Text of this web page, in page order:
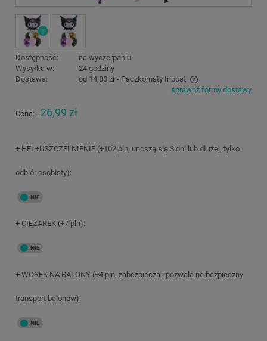
Dostępność:
na wyczerpaniu
Wysyłka w:
24 godziny
Dostawa:
od 14,80 zł - Paczkomaty Inpost
Cena nie zawiera ewentualnych kosztów płatnościsprawdź formy dostawy
Cena: 26,99 zł
+ HEL+USZCZELNIENIE (+102 pln, unoszą się 3 dni lub dłużej, tylko
odbiór osobisty):
+ CIĘŻAREK (+7 pln):
+ WOREK NA BALONY (+4 pln, zabezpiecza i pozwala na bezpieczny
transport balonów):